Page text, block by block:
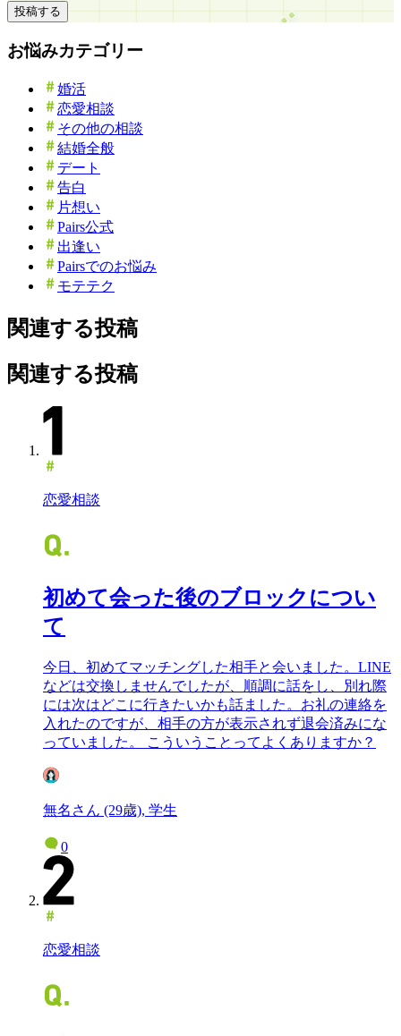
投稿する
お悩みカテゴリー
婚活
恋愛相談
その他の相談
結婚全般
デート
告白
片想い
Pairs公式
出逢い
Pairsでのお悩み
モテテク
関連する投稿
関連する投稿
恋愛相談
初めて会った後のブロックについ
て
今日、初めてマッチングした相手と会いました。LINE
などは交換しませんでしたが、順調に話をし、別れ際
には次はどこに行きたいかも話ました。お礼の連絡を
入れたのですが、相手の方が表示されず退会済みにな
っていました。 こういうことってよくありますか？
無名さん (29歳), 学生
0
恋愛相談